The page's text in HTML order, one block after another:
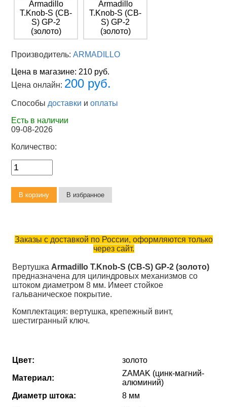
Производитель:ARMADILLO
Цена в магазине: 210 руб.
Цена онлайн: 200 руб.
Способы доставки иоплаты
Есть в наличии
09-08-2026
Количество:
Заказы с доставкой по России, оформляются только
через сайт.
Вертушка Armadillo T.Knob-S (CB-S) GP-2 (золото)
предназначена для цилиндровых механизмов со
штоком диаметром 8 мм. Имеет стойкое
гальваническое покрытие.
Комплектация: вертушка, крепежный винт,
шестигранный ключ.
Цвет: золото
Материал:
ZAMAK (цинк-магний-
алюминий)
Диаметр штока:
8 мм